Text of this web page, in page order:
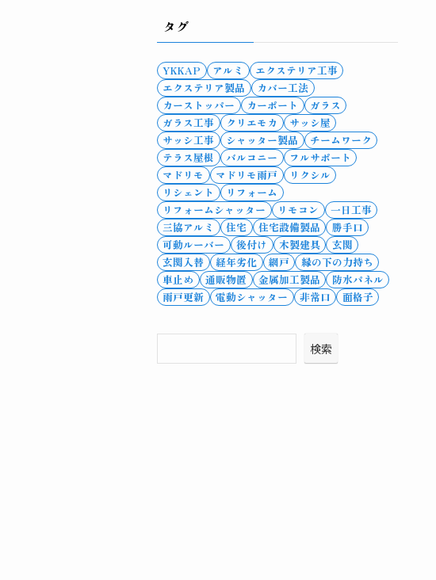
タグ
YKKAP アルミ
エクステリア工事
エクステリア製品
カバー工法
カーストッパー
カーポート
ガラス
ガラス工事
クリエモカ
サッシ屋
サッシ工事
シャッター製品
チームワーク
テラス屋根
バルコニー
フルサポート
マドリモ
マドリモ雨戸
リクシル
リシェント
リフォーム
リフォームシャッター
リモコン
一日工事
三協アルミ
住宅 住宅設備製品
勝手口
可動ルーバー
後付け 木製建具
玄関
玄関入替
経年劣化 網戸
縁の下の力持ち
車止め
通販物置 金属加工製品
防水パネル
雨戸更新
電動シャッター 非常口 面格子
検索